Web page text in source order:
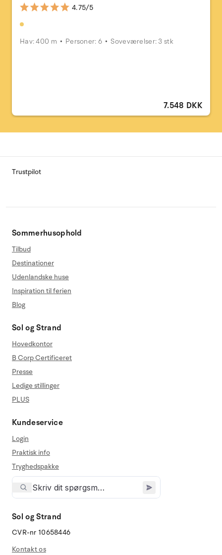
4.75/5
Hav: 400 m Personer: 6 Soveværelser: 3 stk
7.548 DKK
Trustpilot
Sommerhusophold
Tilbud
Destinationer
Udenlandske huse
Inspiration til ferien
Blog
Sol og Strand
Hovedkontor
B Corp Certificeret
Presse
Ledige stillinger
PLUS
Kundeservice
Login
Praktisk info
Tryghedspakke
Sol og Strand
CVR-nr 10658446
Kontakt os